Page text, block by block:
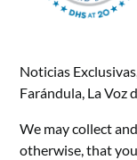
Noticias
Farándula, La Voz
We may collect
otherwise, that